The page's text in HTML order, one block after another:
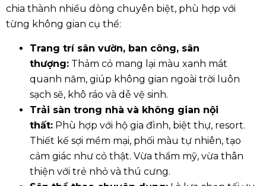
chia thành nhiều dòng chuyên biệt, phù hợp với
từng không gian cụ thể:
Trang trí sân vườn, ban công, sân
thượng: Thảm cỏ mang lại màu xanh mát
quanh năm, giúp không gian ngoài trời luôn
sạch sẽ, khô ráo và dễ vệ sinh.
Trải sàn trong nhà và không gian nội
thất: Phù hợp với hộ gia đình, biệt thự, resort.
Thiết kế sợi mềm mại, phối màu tự nhiên, tạo
cảm giác như cỏ thật. Vừa thẩm mỹ, vừa thân
thiện với trẻ nhỏ và thú cưng.